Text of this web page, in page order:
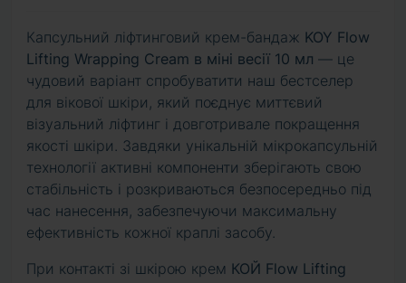
Капсульний ліфтинговий крем-бандаж KOY Flow
Lifting Wrapping Cream в міні весії 10 мл — це
чудовий варіант спробуватити наш бестселер
для вікової шкіри, який поєднує миттєвий
візуальний ліфтинг і довготривале покращення
якості шкіри. Завдяки унікальній мікрокапсульній
технології активні компоненти зберігають свою
стабільність і розкриваються безпосередньо під
час нанесення, забезпечуючи максимальну
ефективність кожної краплі засобу.
При контакті зі шкірою крем КОЙ Flow Lifting